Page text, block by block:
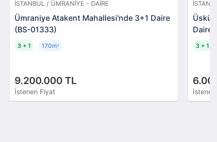
İSTANBUL / ÜMRANIYE - DAIRE
Ümraniye Atakent Mahallesi'nde 3+1 Daire
(BS-01333)
9.200.000 TL
İstenen Fiyat
3 + 1 170m²
Daire
3 + 1